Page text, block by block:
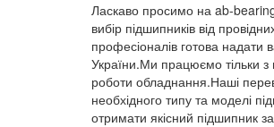
Ласкаво просимо на ab-
вибір підшипників від
професіоналів готова надати
України.Ми працюємо тільки з
роботи обладнання.Наші
необхідного типу та моделі
отримати якісний підшипник